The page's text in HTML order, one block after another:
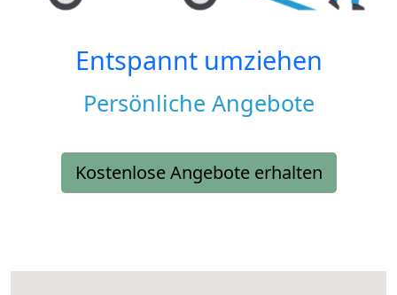
Entspannt umziehen
Persönliche Angebote
Kostenlose Angebote erhalten